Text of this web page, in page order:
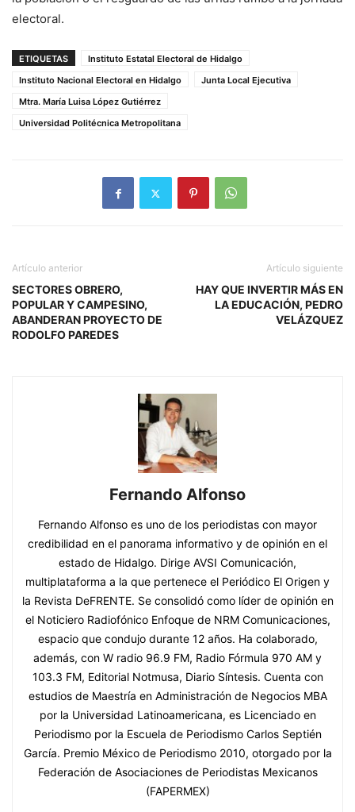
electoral.
ETIQUETAS
Instituto Estatal Electoral de Hidalgo
Instituto Nacional Electoral en Hidalgo
Junta Local Ejecutiva
Mtra. María Luisa López Gutiérrez
Universidad Politécnica Metropolitana
Artículo anterior
SECTORES OBRERO,
POPULAR Y CAMPESINO,
ABANDERAN PROYECTO DE
RODOLFO PAREDES
Artículo siguiente
HAY QUE INVERTIR MÁS EN
LA EDUCACIÓN, PEDRO
VELÁZQUEZ
Fernando Alfonso
Fernando Alfonso es uno de los periodistas con mayor
credibilidad en el panorama informativo y de opinión en el
estado de Hidalgo. Dirige AVSI Comunicación,
multiplataforma a la que pertenece el Periódico El Origen y
la Revista DeFRENTE. Se consolidó como líder de opinión en
el Noticiero Radiofónico Enfoque de NRM Comunicaciones,
espacio que condujo durante 12 años. Ha colaborado,
además, con W radio 96.9 FM, Radio Fórmula 970 AM y
103.3 FM, Editorial Notmusa, Diario Síntesis. Cuenta con
estudios de Maestría en Administración de Negocios MBA
por la Universidad Latinoamericana, es Licenciado en
Periodismo por la Escuela de Periodismo Carlos Septién
García. Premio México de Periodismo 2010, otorgado por la
Federación de Asociaciones de Periodistas Mexicanos
(FAPERMEX)